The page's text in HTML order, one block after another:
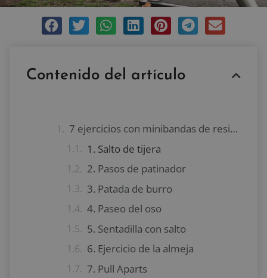
Contenido del artículo
7 ejercicios con minibandas de resistencia
1. Salto de tijera
2. Pasos de patinador
3. Patada de burro
4. Paseo del oso
5. Sentadilla con salto
6. Ejercicio de la almeja
7. Pull Aparts